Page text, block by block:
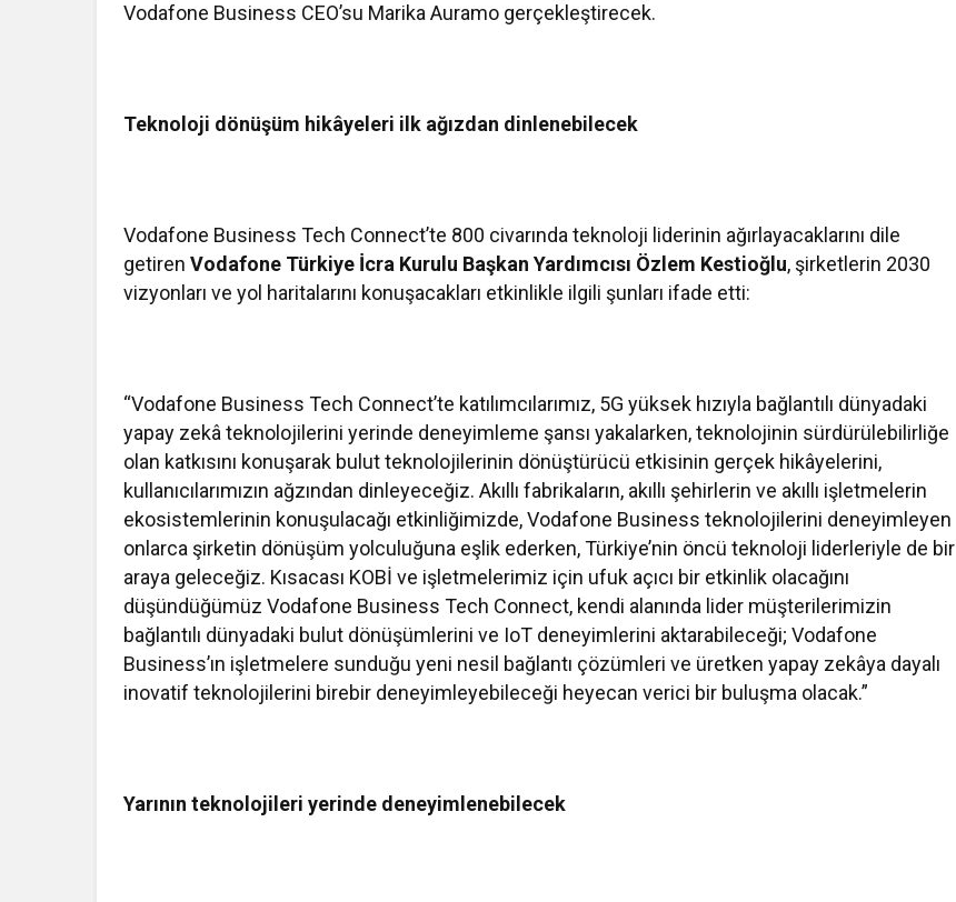
Vodafone Business CEO’su Marika Auramo gerçekleştirecek.
Teknoloji dönüşüm hikâyeleri ilk ağızdan dinlenebilecek
Vodafone Business Tech Connect’te 800 civarında teknoloji liderinin ağırlayacaklarını dile
getirenVodafone Türkiye İcra Kurulu Başkan Yardımcısı Özlem Kestioğlu, şirketlerin 2030
vizyonları ve yol haritalarını konuşacakları etkinlikle ilgili şunları ifade etti:
“Vodafone Business Tech Connect’te katılımcılarımız, 5G yüksek hızıyla bağlantılı dünyadaki
yapay zekâ teknolojilerini yerinde deneyimleme şansı yakalarken, teknolojinin sürdürülebilirliğe
olan katkısını konuşarak bulut teknolojilerinin dönüştürücü etkisinin gerçek hikâyelerini,
kullanıcılarımızın ağzından dinleyeceğiz. Akıllı fabrikaların, akıllı şehirlerin ve akıllı işletmelerin
ekosistemlerinin konuşulacağı etkinliğimizde, Vodafone Business teknolojilerini deneyimleyen
onlarca şirketin dönüşüm yolculuğuna eşlik ederken, Türkiye’nin öncü teknoloji liderleriyle de bir
araya geleceğiz. Kısacası KOBİ ve işletmelerimiz için ufuk açıcı bir etkinlik olacağını
düşündüğümüz Vodafone Business Tech Connect, kendi alanında lider müşterilerimizin
bağlantılı dünyadaki bulut dönüşümlerini ve IoT deneyimlerini aktarabileceği; Vodafone
Business’ın işletmelere sunduğu yeni nesil bağlantı çözümleri ve üretken yapay zekâya dayalı
inovatif teknolojilerini birebir deneyimleyebileceği heyecan verici bir buluşma olacak.”
Yarının teknolojileri yerinde deneyimlenebilecek